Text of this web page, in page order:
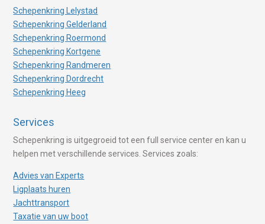
Schepenkring Lelystad
Schepenkring Gelderland
Schepenkring Roermond
Schepenkring Kortgene
Schepenkring Randmeren
Schepenkring Dordrecht
Schepenkring Heeg
Services
Schepenkring is uitgegroeid tot een full service center en kan u
helpen met verschillende services. Services zoals:
Advies van Experts
Ligplaats huren
Jachttransport
Taxatie van uw boot